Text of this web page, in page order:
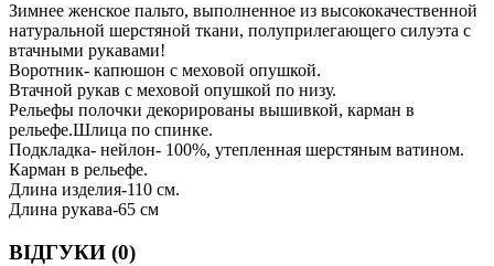
Зимнее женское пальто, выполненное из высококачественной
натуральной шерстяной ткани, полуприлегающего силуэта с
втачными рукавами!
Воротник- капюшон с меховой опушкой.
Втачной рукав с меховой опушкой по низу.
Рельефы полочки декорированы вышивкой, карман в
рельефе.Шлица по спинке.
Подкладка- нейлон- 100%, утепленная шерстяным ватином.
Карман в рельефе.
Длина изделия-110 см.
Длина рукава-65 см
ВІДГУКИ (0)